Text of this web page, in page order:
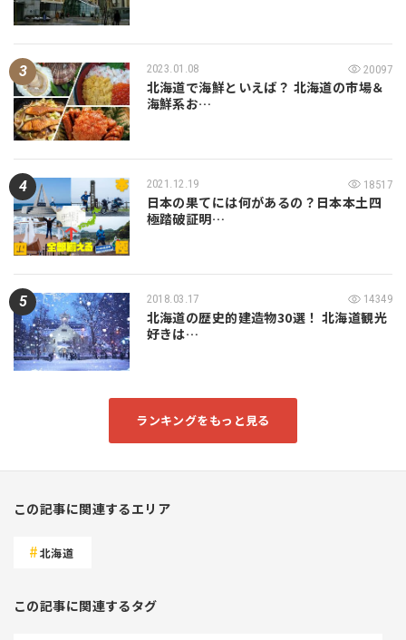
2023.01.08 20097
北海道で海鮮といえば？ 北海道の市場＆
海鮮系お…
2021.12.19 18517
日本の果てには何があるの？日本本土四
極踏破証明…
2018.03.17 14349
北海道の歴史的建造物30選！ 北海道観光
好きは…
ランキングをもっと見る
この記事に関連するエリア
北海道
この記事に関連するタグ